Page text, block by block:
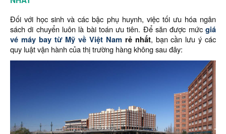
Đối với học sinh và các bậc phụ huynh, việc tối ưu hóa ngân
sách di chuyển luôn là bài toán ưu tiên. Để săn được mức giá
vé máy bay từ Mỹ về Việt Nam rẻ nhất, bạn cần lưu ý các
quy luật vận hành của thị trường hàng không sau đây: